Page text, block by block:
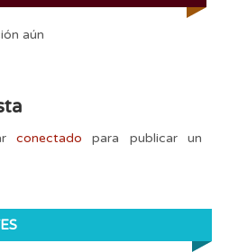
aún
conectado para publicar un